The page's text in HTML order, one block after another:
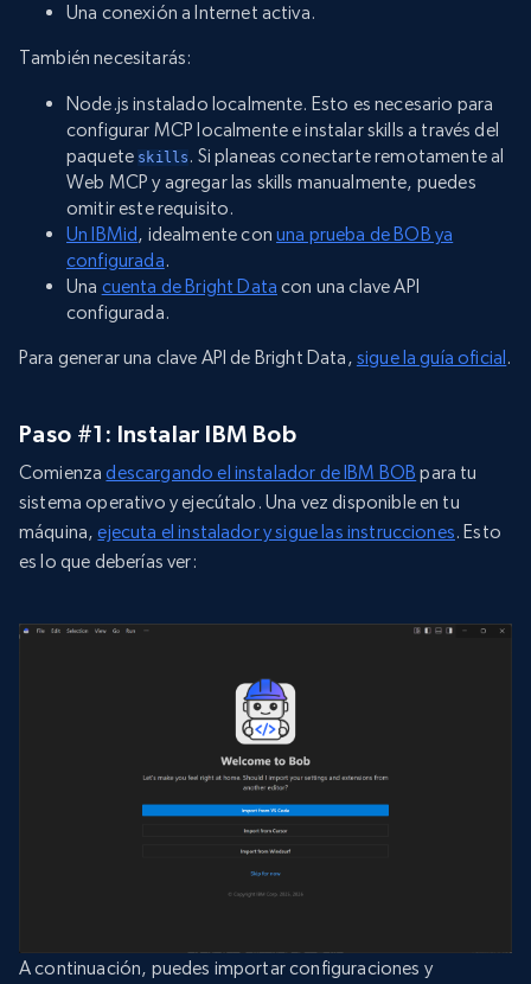
Una conexión a Internet activa.
También necesitarás:
Node.js instalado localmente. Esto es necesario para
configurar MCP localmente e instalar skills a través del
paquete skills . Si planeas conectarte remotamente al
Web MCP y agregar las skills manualmente, puedes
omitir este requisito.
Un IBMid, idealmente conuna prueba de BOB ya
configurada.
Una cuenta de Bright Data con una clave API
configurada.
Para generar una clave API de Bright Data, sigue la guía oficial .
Paso #1: Instalar IBM Bob
Comienzadescargando el instalador de IBM BOB para tu
sistema operativo y ejecútalo. Una vez disponible en tu
máquina,ejecuta el instalador y sigue las instrucciones. Esto
es lo que deberías ver:
A continuación, puedes importar configuraciones y